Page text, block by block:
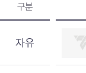
구분
자유